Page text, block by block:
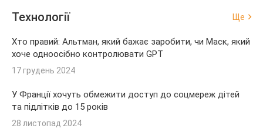
Технології Ще
Хто правий: Альтман, який бажає заробити, чи Маск, який
хоче одноосібно контролювати GPT
17 грудень 2024
У Франції хочуть обмежити доступ до соцмереж дітей
та підлітків до 15 років
28 листопад 2024